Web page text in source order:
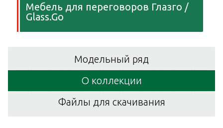
Мебель для переговоров Глазго /
Glass.Go
Модельный ряд
О коллекции
Файлы для скачивания